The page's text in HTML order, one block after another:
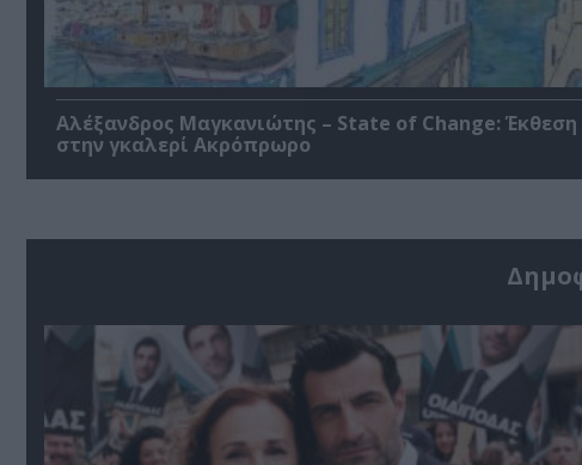
Αλέξανδρος Μαγκανιώτης – State of Change: Έκθεση
στην γκαλερί Ακρόπρωρο